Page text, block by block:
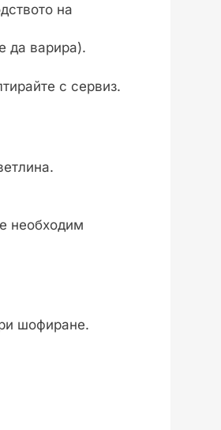
на
да варира).
с сервиз.
необходим
шофиране.